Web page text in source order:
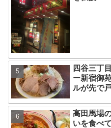
四谷三丁
ー新宿御
ルが先で
高田馬場
いを食べ